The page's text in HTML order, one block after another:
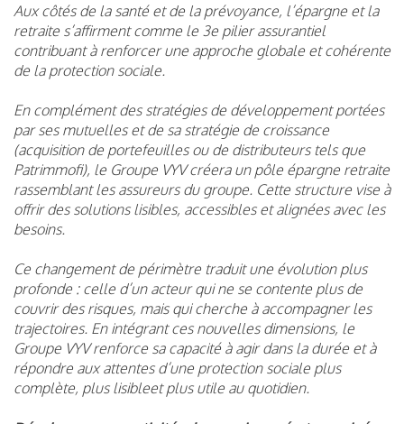
Aux côtés de la santé et de la prévoyance, l’épargne et la
retraite s’affirment comme le 3e pilier assurantiel
contribuant à renforcer une approche globale et cohérente
de la protection sociale.
En complément des stratégies de développement portées
par ses mutuelles et de sa stratégie de croissance
(acquisition de portefeuilles ou de distributeurs tels que
Patrimmofi), le Groupe VYV créera un pôle épargne retraite
rassemblant les assureurs du groupe. Cette structure vise à
offrir des solutions lisibles, accessibles et alignées avec les
besoins.
Ce changement de périmètre traduit une évolution plus
profonde : celle d’un acteur qui ne se contente plus de
couvrir des risques, mais qui cherche à accompagner les
trajectoires. En intégrant ces nouvelles dimensions, le
Groupe VYV renforce sa capacité à agir dans la durée et à
répondre aux attentes d’une protection sociale plus
complète, plus lisibleet plus utile au quotidien.